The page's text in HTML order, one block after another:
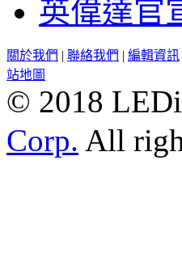
英偉達官
關於我們 | 聯絡我們 | 編輯資訊
站地圖
© 2018
Corp. All